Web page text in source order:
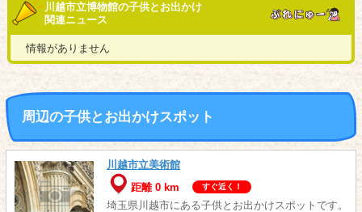
川越市立博物館の子供とお出かけ
関連ニュース
情報がありません
周辺の子供とお出かけスポット
川越市立美術館
距離 0 km
すぐ近く！
埼玉県川越市にある子供とお出かけスポットです。